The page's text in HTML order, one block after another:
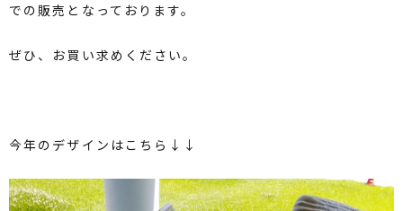
での販売となっております。
ぜひ、お買い求めください。
今年のデザインはこちら↓↓